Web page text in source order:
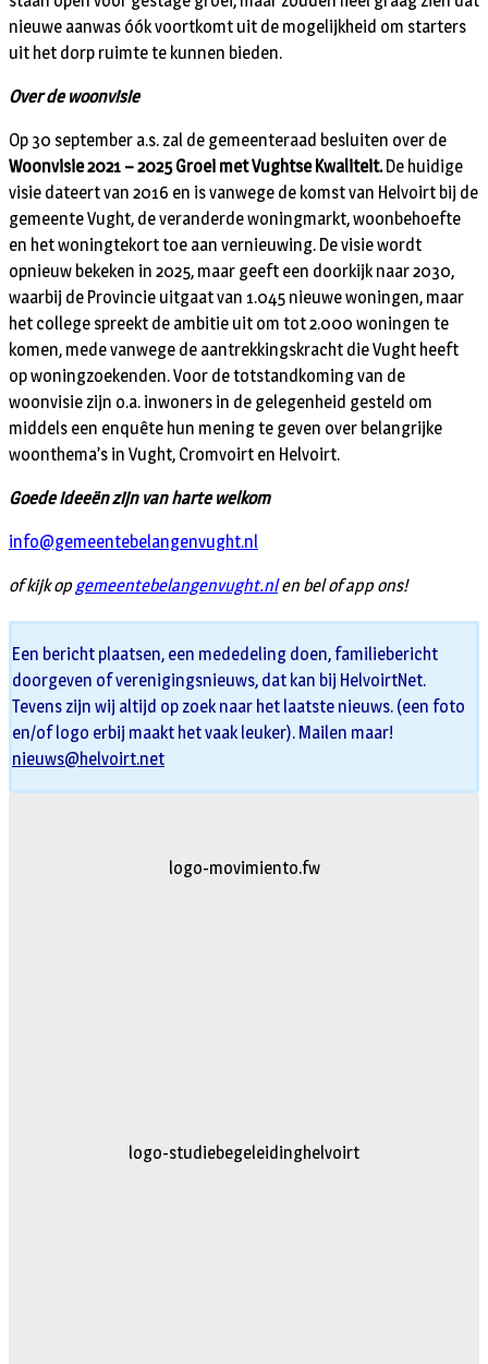
nieuwe aanwas óók voortkomt uit de mogelijkheid om starters
uit het dorp ruimte te kunnen bieden.
Over de woonvisie
Op 30 september a.s. zal de gemeenteraad besluiten over de
Woonvisie 2021 – 2025 Groei met VughtseKwaliteit.De huidige
visie dateert van 2016 en is vanwege de komst van Helvoirt bij de
gemeente Vught, de veranderde woningmarkt, woonbehoefte
en het woningtekort toe aan vernieuwing. De visie wordt
opnieuw bekeken in 2025, maar geeft een doorkijk naar 2030,
waarbij de Provincie uitgaat van 1.045 nieuwe woningen, maar
het college spreekt de ambitie uit om tot 2.000 woningen te
komen, mede vanwege de aantrekkingskracht die Vught heeft
op woningzoekenden. Voor de totstandkoming van de
woonvisie zijn o.a. inwoners in de gelegenheid gesteld om
middels een enquête hun mening te geven over belangrijke
woonthema’s in Vught, Cromvoirt en Helvoirt.
Goede ideeën zijn van harte welkom
info@gemeentebelangenvught.nl
of kijk opgemeentebelangenvught.nlen bel of app ons!
Een bericht plaatsen, een mededeling doen, familiebericht
doorgeven of verenigingsnieuws, dat kan bij HelvoirtNet.
Tevens zijn wij altijd op zoek naar het laatste nieuws. (een foto
en/of logo erbij maakt het vaak leuker). Mailen maar!
nieuws@helvoirt.net
logo-movimiento.fw
logo-studiebegeleidinghelvoirt